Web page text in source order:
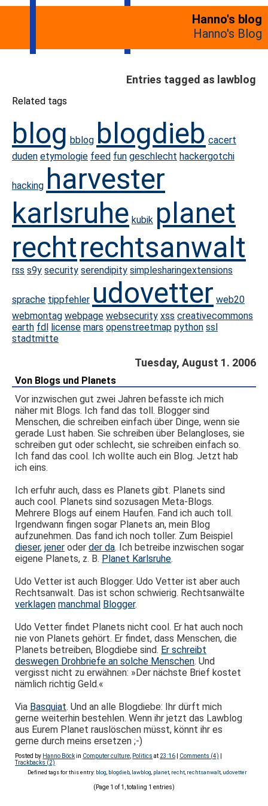
Hanno's blog
Hanno's Blog
Entries tagged as lawblog
Related tags
blog bblog blogdieb cacert
duden etymologie feed fun geschlecht hackergotchi
hacking harvester
karlsruhe kubik planet
rechtrechtsanwalt
rss s9y security serendipity simplesharingextensions
sprache tippfehler udovetter web20
webmontag webpage websecurity xss creativecommons
earth fdl license mars openstreetmap python ssl
stadtmitte
Tuesday, August 1. 2006
Von Blogs und Planets
Vor inzwischen gut zwei Jahren befasste ich mich
näher mit Blogs. Ich fand das toll. Blogger sind
Menschen, die schreiben einfach über Dinge, wenn sie
gerade Lust haben. Sie schreiben über Belangloses, sie
schreiben gut oder schlecht, sie schreiben einfach so.
Ich fand das cool. Ich wollte auch ein Blog. Jetzt hab
ich eins.
Ich erfuhr auch, dass es Planets gibt. Planets sind
auch cool. Planets sind sozusagen Meta-Blogs.
Mehrere Blogs auf einem Haufen. Fand ich auch toll.
Irgendwann fingen sogar Planets an, mein Blog
aufzunehmen. Das fand ich noch toller. Zum Beispiel
dieser,jener oderder da. Ich betreibe inzwischen sogar
eigene Planets, z. B. Planet Karlsruhe.
Udo Vetter ist auch Blogger. Udo Vetter ist aber auch
Rechtsanwalt. Das ist schon schwierig. Rechtsanwälte
verklagen manchmal Blogger.
Udo Vetter findet Planets nicht cool. Er hat auch noch
nie von Planets gehört. Er findet, dass Menschen, die
Planets betreiben, Blogdiebe sind. Er schreibt
deswegen Drohbriefe an solche Menschen. Und
vergisst nicht zu erwähnen: »Der nächste Brief kostet
nämlich richtig Geld.«
Via Basquiat. Und an alle Blogdiebe: Ihr dürft mich
gerne weiterhin bestehlen. Wenn ihr jetzt das Lawblog
aus Eurem Planet rauslöschen müsst, könnt ihr es
gerne durch meins ersetzen ;-)
Posted by Hanno Böckin Computer culture Politics at 23:16 Comments (4)
Trackbacks (2)
Defined tags for this entry: blog blogdieb, lawblog planet, recht, rechtsanwalt, udovetter
(Page 1 of 1, totaling 1 entries)